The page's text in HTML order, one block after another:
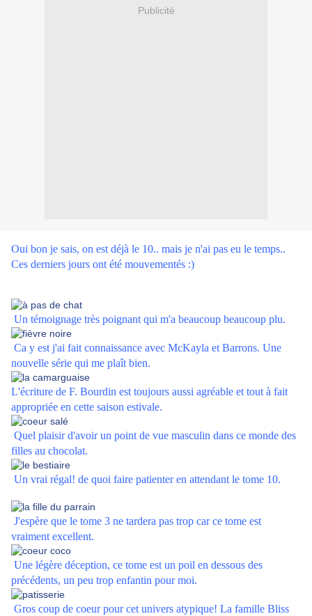
Publicité
Oui bon je sais, on est déjà le 10.. mais je n'ai pas eu le temps..
Ces derniers jours ont été mouvementés :)
Un témoignage très poignant qui m'a beaucoup beaucoup plu.
Ca y est j'ai fait connaissance avec McKayla et Barrons. Une
nouvelle série qui me plaît bien.
L'écriture de F. Bourdin est toujours aussi agréable et tout à fait
appropriée en cette saison estivale.
Quel plaisir d'avoir un point de vue masculin dans ce monde des
filles au chocolat.
Un vrai régal! de quoi faire patienter en attendant le tome 10.
J'espère que le tome 3 ne tardera pas trop car ce tome est
vraiment excellent.
Une légère déception, ce tome est un poil en dessous des
précédents, un peu trop enfantin pour moi.
Gros coup de coeur pour cet univers atypique! La famille Bliss